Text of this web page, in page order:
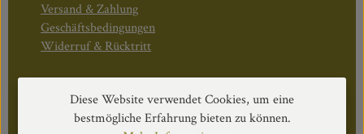
Versand & Zahlung
Geschäftsbedingungen
Widerruf & Rücktritt
Öffnungszeiten:
Mo–Do: 08:30–17:00 Uhr
Fr: 08:30–12:30 Uhr
Diese Website verwendet Cookies, um eine
bestmögliche Erfahrung bieten zu können.